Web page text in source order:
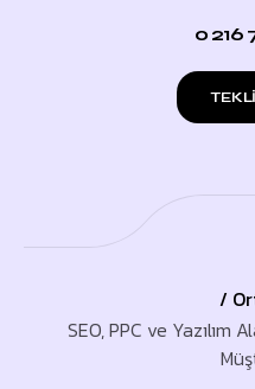
0 216
/
SEO, PPC ve Yazılım